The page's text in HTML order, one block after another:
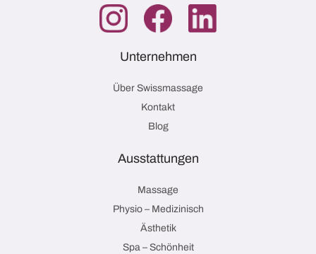
Unternehmen
Über Swissmassage
Kontakt
Blog
Ausstattungen
Massage
Physio – Medizinisch
Ästhetik
Spa – Schönheit